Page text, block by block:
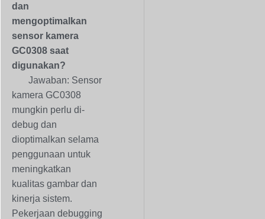
dan
mengoptimalkan
sensor kamera
GC0308 saat
digunakan?
Jawaban: Sensor
kamera GC0308
mungkin perlu di-
debug dan
dioptimalkan selama
penggunaan untuk
meningkatkan
kualitas gambar dan
kinerja sistem.
Pekerjaan debugging